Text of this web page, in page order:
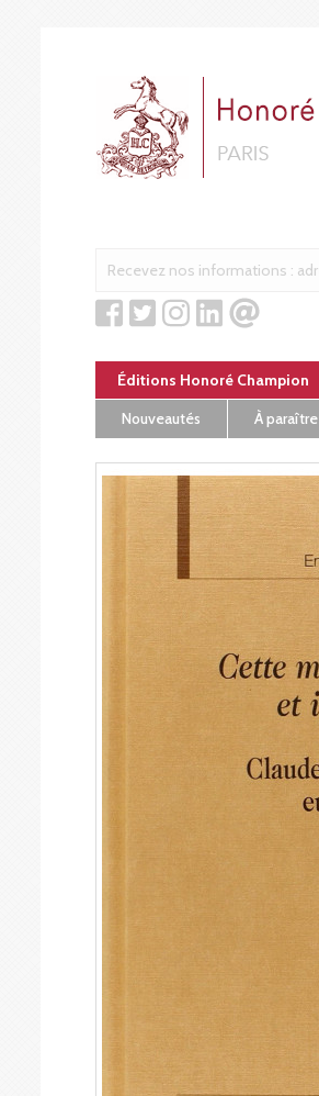
Éditions Honoré Champion
Nouveautés
À paraître